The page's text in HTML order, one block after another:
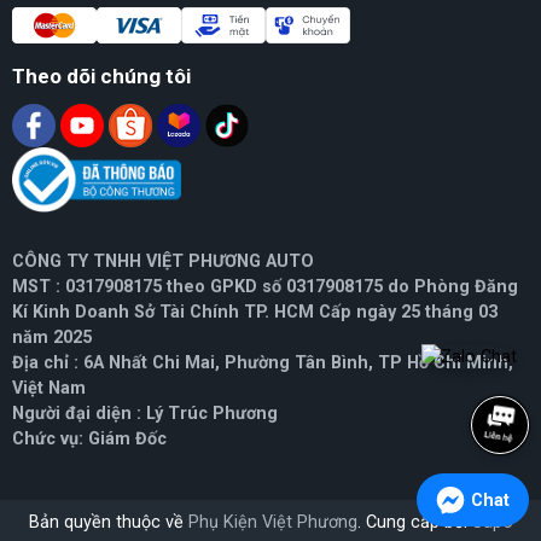
Theo dõi chúng tôi
CÔNG TY TNHH VIỆT PHƯƠNG AUTO
MST : 0317908175 theo GPKD số 0317908175 do Phòng Đăng
Kí Kinh Doanh Sở Tài Chính TP. HCM Cấp ngày 25 tháng 03
năm 2025
Địa chỉ : 6A Nhất Chi Mai, Phường Tân Bình, TP Hồ Chí Minh,
Việt Nam
Người đại diện : Lý Trúc Phương
Chức vụ: Giám Đốc
Bản quyền thuộc về Phụ Kiện Việt Phương. Cung cấp bởiSapo
Chat